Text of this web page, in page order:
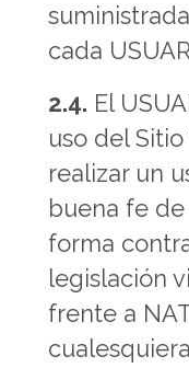
cada
2.4. El
uso del
realizar un
buena fe
forma
legislación
frente a